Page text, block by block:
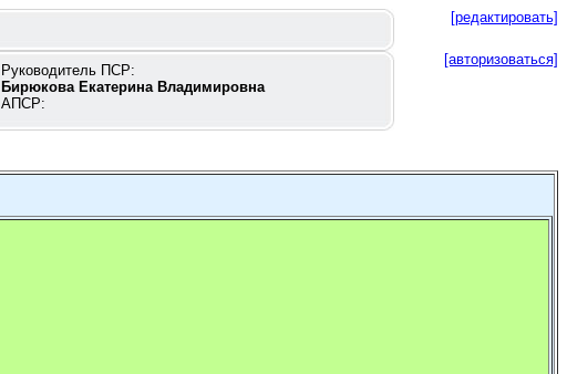
[редактировать]
Руководитель ПСР:
Бирюкова Екатерина Владимировна
АПСР:
[авторизоваться]